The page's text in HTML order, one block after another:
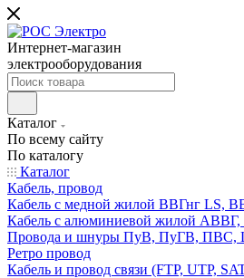
Интернет-магазин
электрооборудования
Каталог
По всему сайту
По каталогу
Каталог
Кабель, провод
Кабель с медной жилой ВВГнг LS,
Кабель с алюминиевой жилой
Провода и шнуры ПуВ, ПуГВ,
Ретро провод
Кабель и провод связи (FTP, UTP,